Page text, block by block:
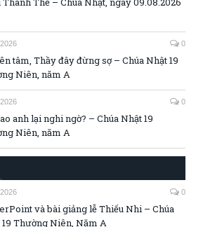
0
tâm, Thầy đây đừng sợ – Chúa Nhật 19
Niên, năm A
0
anh lại nghi ngờ? – Chúa Nhật 19
Niên, năm A
0
và bài giảng lễ Thiếu Nhi – Chúa
Thường Niên, Năm A